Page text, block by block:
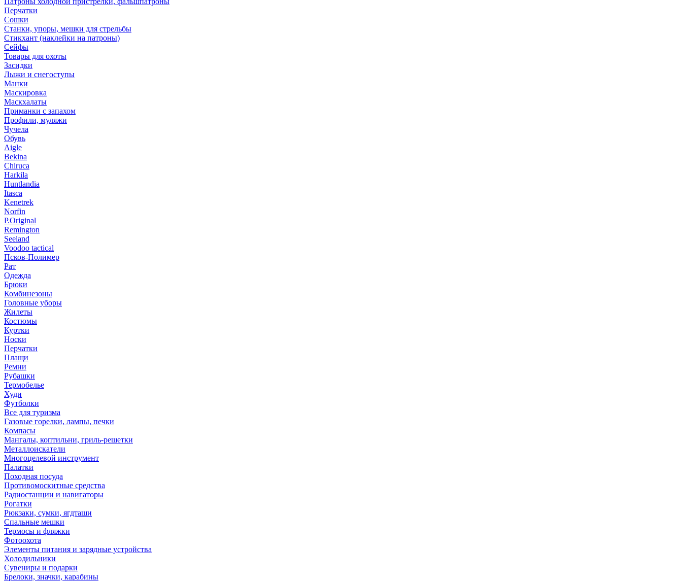
Перчатки
Сошки
Станки, упоры, мешки для стрельбы
Стикхант (наклейки на патроны)
Сейфы
Товары для охоты
Засидки
Лыжи и снегоступы
Манки
Маскировка
Маскхалаты
Приманки с запахом
Профили, муляжи
Чучела
Обувь
Aigle
Bekina
Chiruсa
Harkila
Huntlandia
Itasca
Kenetrek
Norfin
P.Original
Remington
Seeland
Voodoo tactical
Псков-Полимер
Рат
Одежда
Брюки
Комбинезоны
Головные уборы
Жилеты
Костюмы
Куртки
Носки
Перчатки
Плащи
Ремни
Рубашки
Термобелье
Худи
Футболки
Все для туризма
Газовые горелки, лампы, печки
Компасы
Мангалы, коптильни, гриль-решетки
Металлоискатели
Многоцелевой инструмент
Палатки
Походная посуда
Противомоскитные средства
Радиостанции и навигаторы
Рогатки
Рюкзаки, сумки, ягдташи
Спальные мешки
Термосы и фляжки
Фотоохота
Элементы питания и зарядные устройства
Холодильники
Сувениры и подарки
Брелоки, значки, карабины